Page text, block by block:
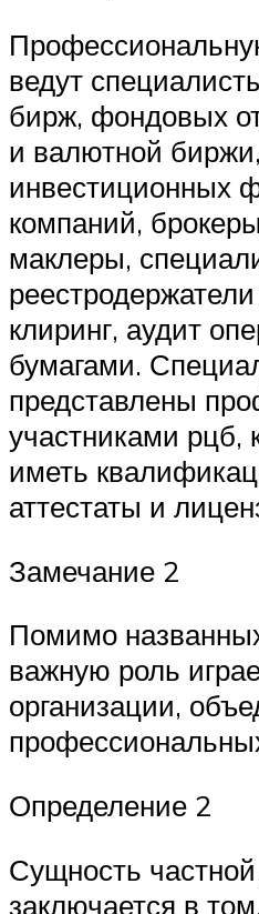
ведут
бирж, фондовых
и валютной биржи,
инвестиционных
компаний,
маклеры,
клиринг, аудит
бумагами.
представлены
участниками рцб,
иметь
аттестаты и
Замечание 2
Помимо
важную роль
организации,
Определение 2
Сущность
заключается в